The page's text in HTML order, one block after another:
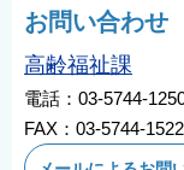
お問い合わせ
高齢福祉課
電話：03-5744-
FAX：03-5744-1522